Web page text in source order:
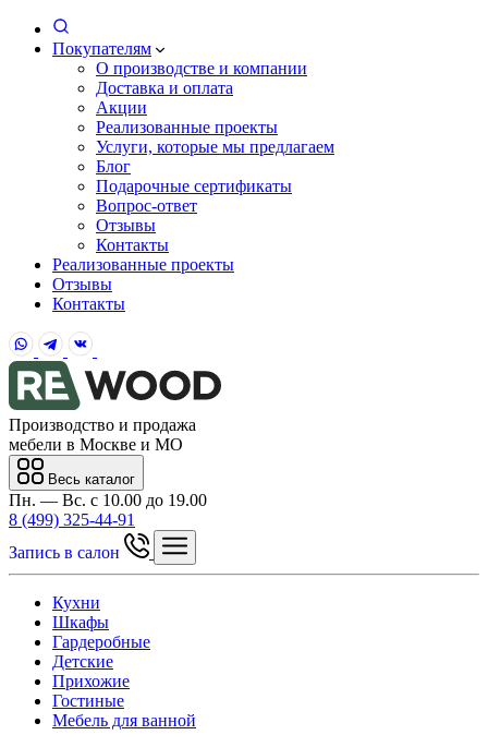
Покупателям
О производстве и компании
Доставка и оплата
Акции
Реализованные проекты
Услуги, которые мы предлагаем
Блог
Подарочные сертификаты
Вопрос-ответ
Отзывы
Контакты
Реализованные проекты
Отзывы
Контакты
Производство и продажа
мебели в Москве и МО
Весь каталог
Пн. — Вс. с 10.00 до 19.00
8 (499) 325-44-91
Запись в салон
Кухни
Шкафы
Гардеробные
Детские
Прихожие
Гостиные
Мебель для ванной